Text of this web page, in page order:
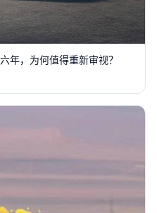
年，为何值得重新审视？